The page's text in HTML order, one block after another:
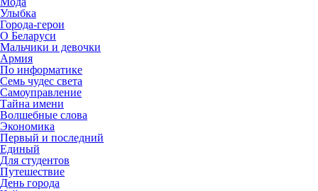
Улыбка
Города-герои
О Беларуси
Мальчики и девочки
Армия
По информатике
Семь чудес света
Самоуправление
Тайна имени
Волшебные слова
Экономика
Первый и последний
Единый
Для студентов
Путешествие
День города